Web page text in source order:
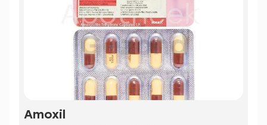
Amoxil